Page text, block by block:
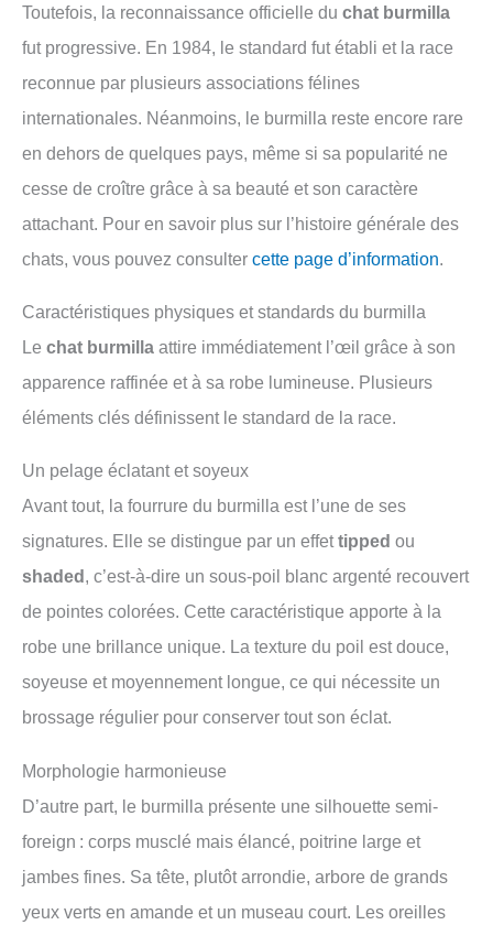
Toutefois, la reconnaissance officielle du chat burmilla
fut progressive. En 1984, le standard fut établi et la race
reconnue par plusieurs associations félines
internationales. Néanmoins, le burmilla reste encore rare
en dehors de quelques pays, même si sa popularité ne
cesse de croître grâce à sa beauté et son caractère
attachant. Pour en savoir plus sur l’histoire générale des
chats, vous pouvez consulter cette page d’information
Caractéristiques physiques et standards du burmilla
Le chat burmilla attire immédiatement l’œil grâce à son
apparence raffinée et à sa robe lumineuse. Plusieurs
éléments clés définissent le standard de la race.
Un pelage éclatant et soyeux
Avant tout, la fourrure du burmilla est l’une de ses
signatures. Elle se distingue par un effettipped ou
shaded , c’est-à-dire un sous-poil blanc argenté recouvert
de pointes colorées. Cette caractéristique apporte à la
robe une brillance unique. La texture du poil est douce,
soyeuse et moyennement longue, ce qui nécessite un
brossage régulier pour conserver tout son éclat.
Morphologie harmonieuse
D’autre part, le burmilla présente une silhouette semi-
foreign : corps musclé mais élancé, poitrine large et
jambes fines. Sa tête, plutôt arrondie, arbore de grands
yeux verts en amande et un museau court. Les oreilles